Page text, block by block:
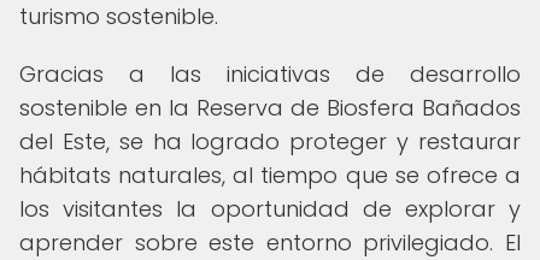
turismo sostenible.
Gracias a las iniciativas de desarrollo
sostenible en la Reserva de Biosfera Bañados
del Este, se ha logrado proteger y restaurar
hábitats naturales, al tiempo que se ofrece a
los visitantes la oportunidad de explorar y
aprender sobre este entorno privilegiado. El